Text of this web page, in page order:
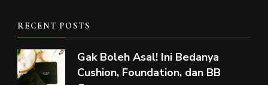
RECENT POSTS
Gak Boleh Asal! Ini Bedanya
Cushion, Foundation, dan BB